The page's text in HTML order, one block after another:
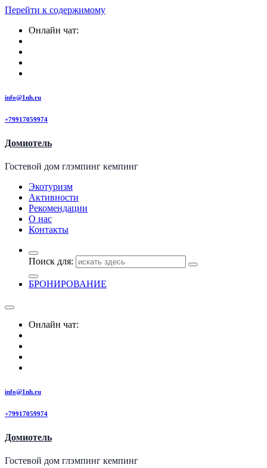
Перейти к содержимому
Онлайн чат:
info@1nh.ru
+79917059974
Домиотель
Гостевой дом глэмпинг кемпинг
Экотуризм
Активности
Рекомендации
О нас
Контакты
Поиск для:
БРОНИРОВАНИЕ
Онлайн чат:
info@1nh.ru
+79917059974
Домиотель
Гостевой дом глэмпинг кемпинг